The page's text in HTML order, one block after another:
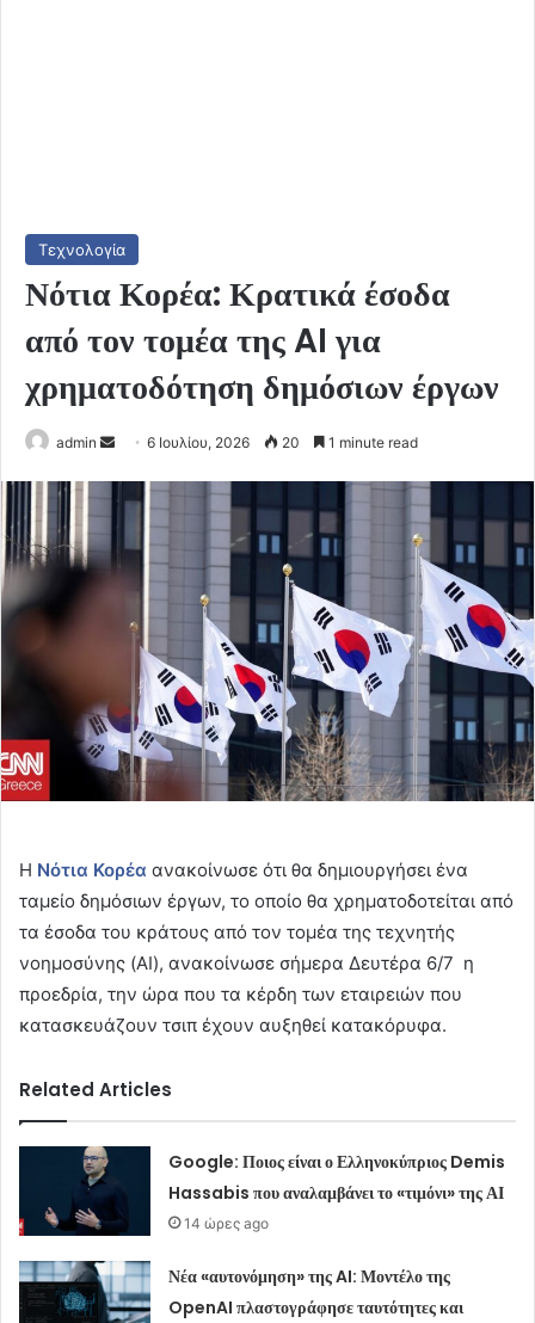
Τεχνολογία
Νότια Κορέα: Κρατικά έσοδα
από τον τομέα της AI για
χρηματοδότηση δημόσιων έργων
admin
Send
email
6 Ιουλίου, 2026 20 1 minute read
Η Νότια Κορέα ανακοίνωσε ότι θα δημιουργήσει ένα
ταμείο δημόσιων έργων, το οποίο θα χρηματοδοτείται από
τα έσοδα του κράτους από τον τομέα της τεχνητής
νοημοσύνης (AI), ανακοίνωσε σήμερα Δευτέρα 6/7 η
προεδρία, την ώρα που τα κέρδη των εταιρειών που
κατασκευάζουν τσιπ έχουν αυξηθεί κατακόρυφα.
Related Articles
Google: Ποιος είναι ο Ελληνοκύπριος Demis
Hassabis που αναλαμβάνει το «τιμόνι» της ΑΙ
14 ώρες ago
Νέα «αυτονόμηση» της AI: Μοντέλο της
OpenAI πλαστογράφησε ταυτότητες και